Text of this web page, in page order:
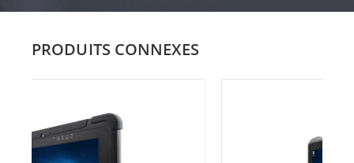
PRODUITS CONNEXES